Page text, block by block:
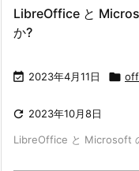
LibreOffice と
か?
 2023年4月11日 
 2023年10月8日
LibreOffice と Microsoft